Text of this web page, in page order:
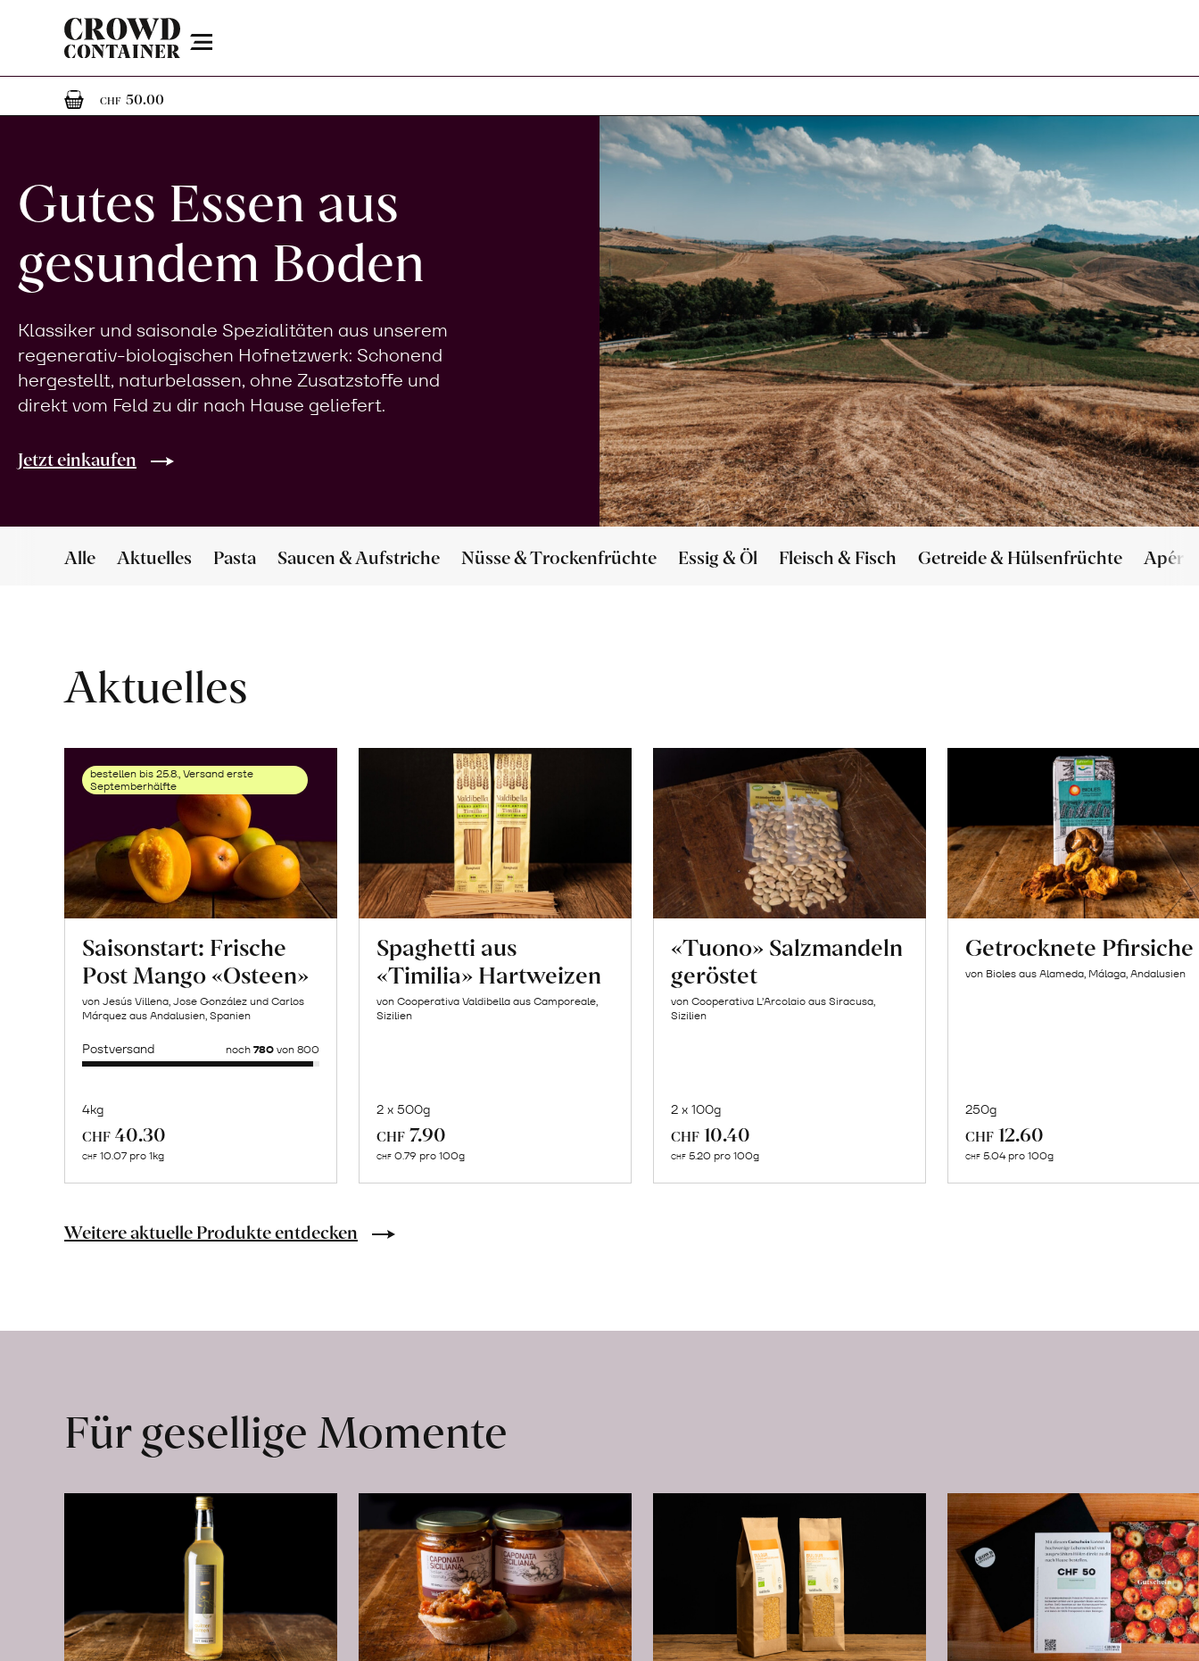
Menu
CHF 50.001 Artikel im Warenkorb
Gutes Essen aus
gesundem Boden
Klassiker und saisonale Spezialitäten aus unserem
regenerativ-biologischen Hofnetzwerk: Schonend
hergestellt, naturbelassen, ohne Zusatzstoffe und
direkt vom Feld zu dir nach Hause geliefert.
Jetzt einkaufen
Alle Aktuelles Pasta Saucen & Aufstriche Nüsse & Trockenfrüchte Essig & Öl Fleisch & Fisch Getreide & Hülsenfrüchte Apéro
Aktuelles
bestellen bis 25.8., Versand erste
Septemberhälfte
Saisonstart: Frische
Post Mango «Osteen»
von Jesús Villena, Jose González und Carlos
Márquez aus Andalusien, Spanien
Postversand noch 780von 800
4kg
CHF 40.30
CHF 10.07 pro 1kg
Knochenbrühe
Angus
Spaghetti aus
«Timilia» Hartweizen
von Cooperativa Valdibella aus Camporeale,
Sizilien
2 x 500g
CHF 7.90
CHF 0.79 pro 100g
«Tuono» Salzmandeln
geröstet
von Cooperativa L’Arcolaio aus Siracusa,
Sizilien
2 x 100g
CHF 10.40
CHF 5.20 pro 100g
Getrocknete Pfirsiche
von Bioles aus Alameda, Málaga, Andalusien
250g
CHF 12.60
CHF 5.04 pro 100g
Weitere aktuelle Produkte entdecken
Für gesellige Momente